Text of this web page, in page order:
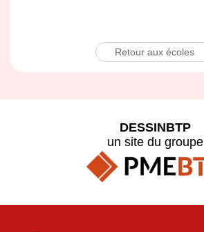
Retour aux écoles
DESSINBTP
un site du groupe